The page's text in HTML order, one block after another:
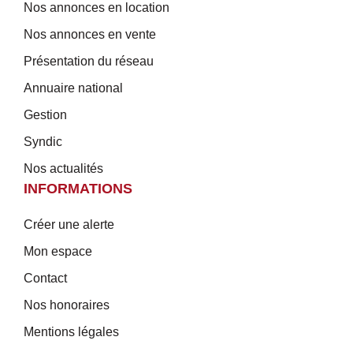
Nos annonces en location
Nos annonces en vente
Présentation du réseau
Annuaire national
Gestion
Syndic
Nos actualités
INFORMATIONS
Créer une alerte
Mon espace
Contact
Nos honoraires
Mentions légales